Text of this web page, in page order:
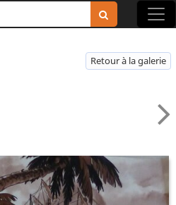
Retour à la galerie